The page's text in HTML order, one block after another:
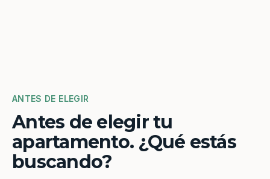
ANTES DE ELEGIR
Antes de elegir tu
apartamento. ¿Qué estás
buscando?